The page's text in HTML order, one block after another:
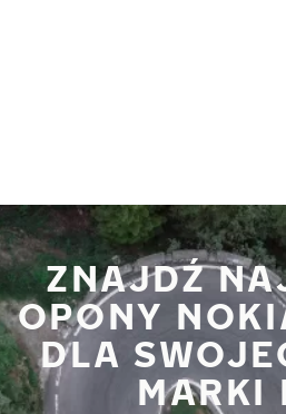
ZNAJDŹ
OPONY
DLA
MARKI